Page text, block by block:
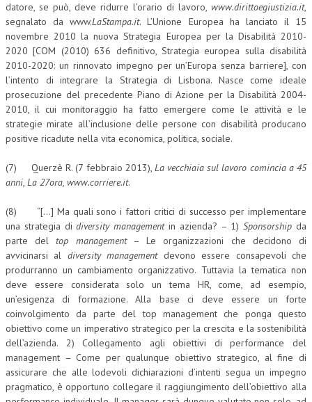
datore, se può, deve ridurre l’orario di lavoro, www.dirittoegiustizia.it,
segnalato da www.LaStampa.it. L’Unione Europea ha lanciato il 15
novembre 2010 la nuova Strategia Europea per la Disabilità 2010-
2020 [COM (2010) 636 definitivo, Strategia europea sulla disabilità
2010-2020: un rinnovato impegno per un’Europa senza barriere], con
l’intento di integrare la Strategia di Lisbona. Nasce come ideale
prosecuzione del precedente Piano di Azione per la Disabilità 2004-
2010, il cui monitoraggio ha fatto emergere come le attività e le
strategie mirate all’inclusione delle persone con disabilità producano
positive ricadute nella vita economica, politica, sociale.
(7) Querzè R. (7 febbraio 2013), La vecchiaia sul lavoro comincia a 45
anni, La 27ora, www.corriere.it.
(8) “[…] Ma quali sono i fattori critici di successo per implementare
una strategia didiversity managementin azienda? – 1)Sponsorship da
parte deltop management– Le organizzazioni che decidono di
avvicinarsi al diversity managementdevono essere consapevoli che
produrranno un cambiamento organizzativo. Tuttavia la tematica non
deve essere considerata solo un tema HR, come, ad esempio,
un’esigenza di formazione. Alla base ci deve essere un forte
coinvolgimento da parte del top management che ponga questo
obiettivo come un imperativo strategico per la crescita e la sostenibilità
dell’azienda. 2) Collegamento agli obiettivi di performance del
management – Come per qualunque obiettivo strategico, al fine di
assicurare che alle lodevoli dichiarazioni d’intenti segua un impegno
pragmatico, è opportuno collegare il raggiungimento dell’obiettivo alla